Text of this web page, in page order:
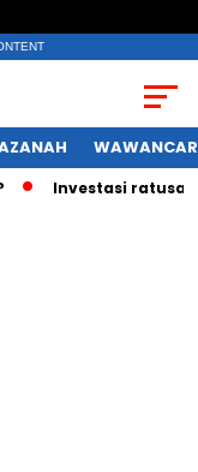
Investasi ratusan